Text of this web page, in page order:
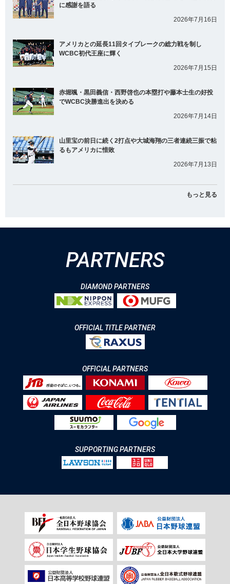
に感謝を語る
2026年7月16日
アメリカとの延長11回タイブレークの総力戦を制し
WCBC初代王座に輝く
2026年7月15日
赤堀颯・黒田義信・西野啓也の本塁打や藤本士生の好投
でWCBC決勝進出を決める
2026年7月14日
山里宝の前日に続く2打点や大城海翔の三者連続三振で粘
るもアメリカに惜敗
2026年7月13日
もっと見る
PARTNERS
DIAMOND PARTNERS
OFFICIAL TITLE PARTNER
OFFICIAL PARTNERS
SUPPORTING PARTNERS